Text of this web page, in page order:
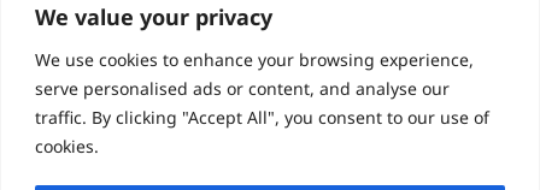
We value your privacy
We use cookies to enhance your browsing experience,
serve personalised ads or content, and analyse our
traffic. By clicking "Accept All", you consent to our use of
cookies.
Sobrenome
E-mail